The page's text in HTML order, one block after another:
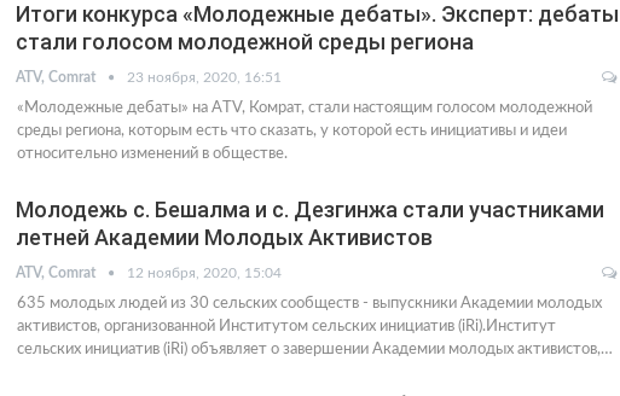
Итоги конкурса «Молодежные дебаты». Эксперт: дебаты
стали голосом молодежной среды региона
ATV, Comrat 23 ноября, 2020, 16:51
«Молодежные дебаты» на АTV, Комрат, стали настоящим голосом молодежной
среды региона, которым есть что сказать, у которой есть инициативы и идеи
относительно изменений в обществе.
Молодежь с. Бешалма и с. Дезгинжа стали участниками
летней Академии Молодых Активистов
ATV, Comrat 12 ноября, 2020, 15:04
635 молодых людей из 30 сельских сообществ - выпускники Академии молодых
активистов, организованной Институтом сельских инициатив (iRi).Институт
сельских инициатив (iRi) объявляет о завершении Академии молодых активистов,…